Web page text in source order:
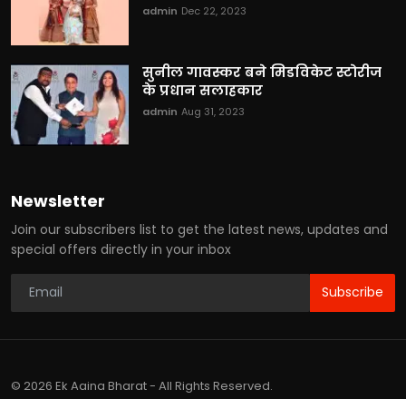
admin Dec 22, 2023
सुनील गावस्कर बने मिडविकेट स्टोरीज
के प्रधान सलाहकार
admin Aug 31, 2023
Newsletter
Join our subscribers list to get the latest news, updates and
special offers directly in your inbox
Subscribe
© 2026 Ek Aaina Bharat - All Rights Reserved.